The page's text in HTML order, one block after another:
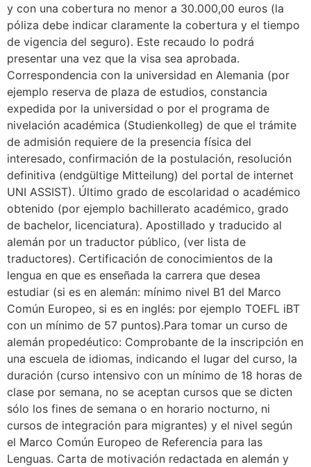
y con una cobertura no menor a 30.000,00 euros (la
póliza debe indicar claramente la cobertura y el tiempo
de vigencia del seguro). Este recaudo lo podrá
presentar una vez que la visa sea aprobada.
Correspondencia con la universidad en Alemania (por
ejemplo reserva de plaza de estudios, constancia
expedida por la universidad o por el programa de
nivelación académica (Studienkolleg) de que el trámite
de admisión requiere de la presencia física del
interesado, confirmación de la postulación, resolución
definitiva (endgültige Mitteilung) del portal de internet
UNI ASSIST). Último grado de escolaridad o académico
obtenido (por ejemplo bachillerato académico, grado
de bachelor, licenciatura). Apostillado y traducido al
alemán por un traductor público, (ver lista de
traductores). Certificación de conocimientos de la
lengua en que es enseñada la carrera que desea
estudiar (si es en alemán: mínimo nivel B1 del Marco
Común Europeo, si es en inglés: por ejemplo TOEFL iBT
con un mínimo de 57 puntos).Para tomar un curso de
alemán propedéutico: Comprobante de la inscripción en
una escuela de idiomas, indicando el lugar del curso, la
duración (curso intensivo con un mínimo de 18 horas de
clase por semana, no se aceptan cursos que se dicten
sólo los fines de semana o en horario nocturno, ni
cursos de integración para migrantes) y el nivel según
el Marco Común Europeo de Referencia para las
Lenguas. Carta de motivación redactada en alemán y